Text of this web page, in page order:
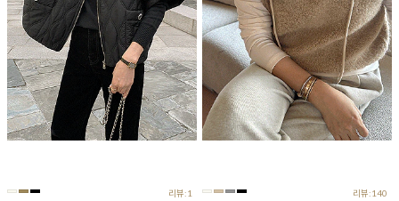
리뷰:1 리뷰:140